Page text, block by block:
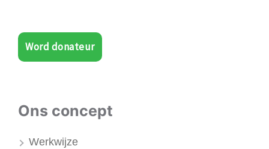
Word donateur
Ons concept
Werkwijze